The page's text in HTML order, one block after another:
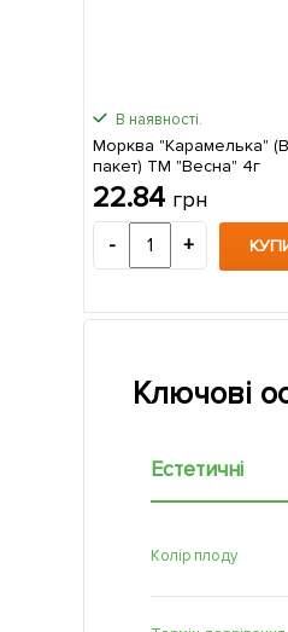
В наявності.
Морква "Карамелька"
пакет) ТМ "Весна" 4г
22.84 грн
- +
Ключові
Естетичні
Колір плоду